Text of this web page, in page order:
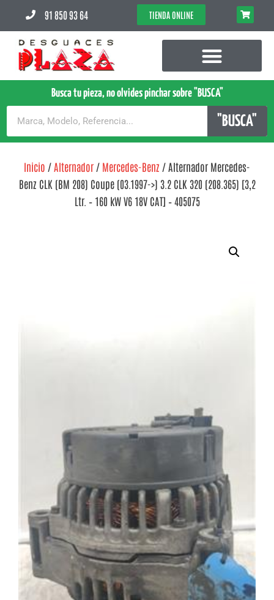
91 850 93 64 TIENDA ONLINE
Busca tu pieza, no olvides pinchar sobre "BUSCA"
"BUSCA"
Inicio / Alternador / Mercedes-Benz / Alternador Mercedes-
Benz CLK (BM 208) Coupe (03.1997->) 3.2 CLK 320 (208.365) [3,2
Ltr. – 160 kW V6 18V CAT] – 405075